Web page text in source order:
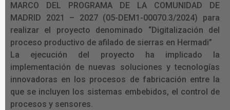
MARCO DEL PROGRAMA DE LA COMUNIDAD DE
MADRID 2021 – 2027 (05-DEM1-00070.3/2024) para
realizar el proyecto denominado “Digitalización del
proceso productivo de afilado de sierras en Hermadi”
La ejecución del proyecto ha implicado la
implementación de nuevas soluciones y tecnologías
innovadoras en los procesos de fabricación entre la
que se incluyen los sistemas embebidos, el control de
procesos y sensores.